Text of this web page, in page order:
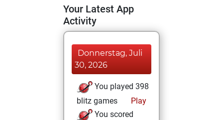
Your Latest App
Activity
Donnerstag, Juli
30, 2026
You played 398
blitz games
Play
You scored